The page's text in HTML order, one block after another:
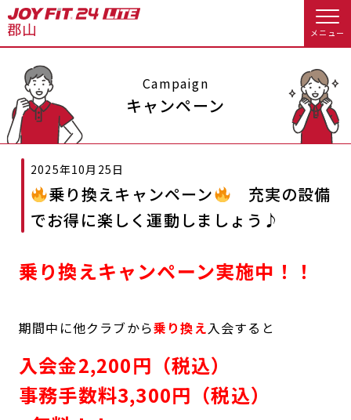
メニュー
店舗トップ
会員様向けのご案内
会員の方へトップ
会員様へのお知らせ スタジオプログラム情報
よくあるご質問 店舗へのお問い合わせ
入会のお手続きをする
料金・サービス等詳しく見る
入会を悩まれている方へトップ
キャンペーン 料金のご案内
アクセス 店舗情報・サービス
JOYFIT24 JOYFIT YOGA
Campaign
キャンペーン
2025年10月25日
乗り換えキャンペーン
充実の設備
でお得に楽しく運動しましょう♪
乗り換えキャンペーン実施中！！
期間中に他クラブから乗り換え入会すると
入会金2,200円（税込）
事務手数料3,300円（税込）